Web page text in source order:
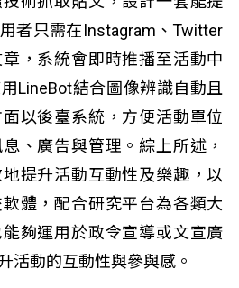
者只需在Instagram、Twitter
，系統會即時推播至活動中
LineBot結合圖像辨識自動且
以後臺系統，方便活動單位
、廣告與管理。綜上所述，
提升活動互動性及樂趣，以
體，配合研究平台為各類大
夠運用於政令宣導或文宣廣
活動的互動性與參與感。